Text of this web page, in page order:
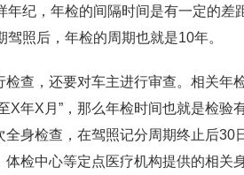
年纪，年检的间隔时间是有一定的差
照后，年检的周期也就是10年。
查，还要对车主进行审查。相关年
X年X月”，那么年检时间也就是检验
身检查，在驾照记分周期终止后30
检中心等定点医疗机构提供的相关